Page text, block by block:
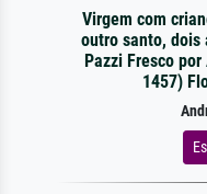
Virgem com
outro santo,
Pazzi Fresco
1457)